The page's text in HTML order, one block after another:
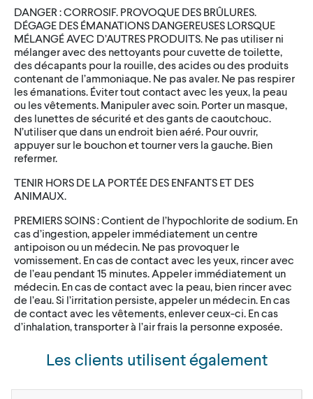
DANGER : CORROSIF. PROVOQUE DES BRÛLURES.
DÉGAGE DES ÉMANATIONS DANGEREUSES LORSQUE
MÉLANGÉ AVEC D’AUTRES PRODUITS. Ne pas utiliser ni
mélanger avec des nettoyants pour cuvette de toilette,
des décapants pour la rouille, des acides ou des produits
contenant de l’ammoniaque. Ne pas avaler. Ne pas respirer
les émanations. Éviter tout contact avec les yeux, la peau
ou les vêtements. Manipuler avec soin. Porter un masque,
des lunettes de sécurité et des gants de caoutchouc.
N’utiliser que dans un endroit bien aéré. Pour ouvrir,
appuyer sur le bouchon et tourner vers la gauche. Bien
refermer.
TENIR HORS DE LA PORTÉE DES ENFANTS ET DES
ANIMAUX.
PREMIERS SOINS : Contient de l’hypochlorite de sodium. En
cas d’ingestion, appeler immédiatement un centre
antipoison ou un médecin. Ne pas provoquer le
vomissement. En cas de contact avec les yeux, rincer avec
de l’eau pendant 15 minutes. Appeler immédiatement un
médecin. En cas de contact avec la peau, bien rincer avec
de l’eau. Si l’irritation persiste, appeler un médecin. En cas
de contact avec les vêtements, enlever ceux-ci. En cas
d’inhalation, transporter à l’air frais la personne exposée.
Les clients utilisent également